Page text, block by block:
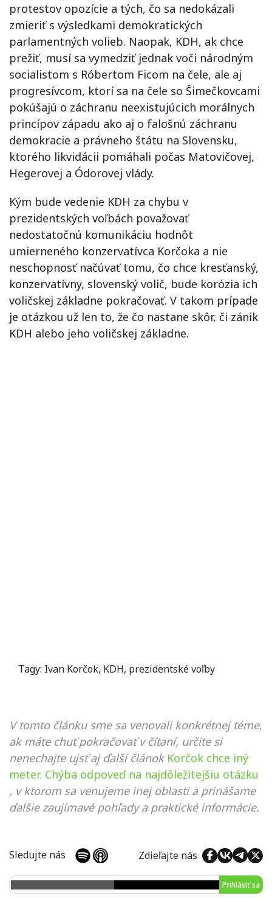
protestov opozície a tých, čo sa nedokázali
zmieriť s výsledkami demokratických
parlamentných volieb. Naopak, KDH, ak chce
prežiť, musí sa vymedziť jednak voči národným
socialistom s Róbertom Ficom na čele, ale aj
progresívcom, ktorí sa na čele so Šimečkovcami
pokúšajú o záchranu neexistujúcich morálnych
princípov západu ako aj o falošnú záchranu
demokracie a právneho štátu na Slovensku,
ktorého likvidácii pomáhali počas Matovičovej,
Hegerovej a Ódorovej vlády.
Kým bude vedenie KDH za chybu v
prezidentských voľbách považovať
nedostatočnú komunikáciu hodnôt
umierneného konzervatívca Korčoka a nie
neschopnosť načúvať tomu, čo chce kresťanský,
konzervatívny, slovenský volič, bude korózia ich
voličskej základne pokračovať. V takom prípade
je otázkou už len to, že čo nastane skôr, či zánik
KDH alebo jeho voličskej základne.
Tagy: Ivan Korčok, KDH, prezidentské voľby
V tomto článku sme sa venovali konkrétnej téme,
ak máte chuť pokračovať v čítaní, určite si
nenechajte ujsť aj ďalší článok Korčok chce iný
meter. Chýba odpoveď na najdôležitejšiu otázku
, v ktorom sa venujeme inej oblasti a prinášame
ďalšie zaujímavé pohľady a praktické informácie.
Sledujte nás Zdieľajte nás
Prihlásiť sa